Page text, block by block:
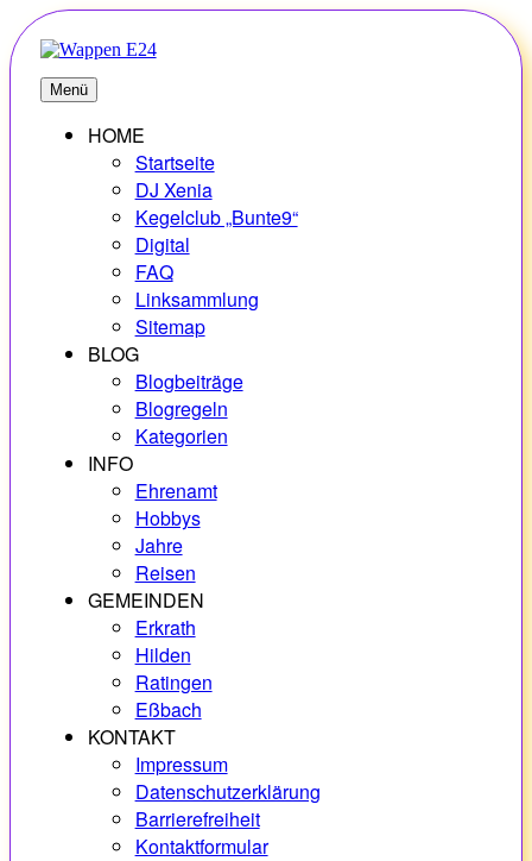
Zum
Inhalt
springen
E24
Erlebnisse – Hobbys – Vielfalt
Menü
HOME
Startseite
DJ Xenia
Kegelclub „Bunte9“
Digital
FAQ
Linksammlung
Sitemap
BLOG
Blogbeiträge
Blogregeln
Kategorien
INFO
Ehrenamt
Hobbys
Jahre
Reisen
GEMEINDEN
Erkrath
Hilden
Ratingen
Eßbach
KONTAKT
Impressum
Datenschutzerklärung
Barrierefreiheit
Kontaktformular